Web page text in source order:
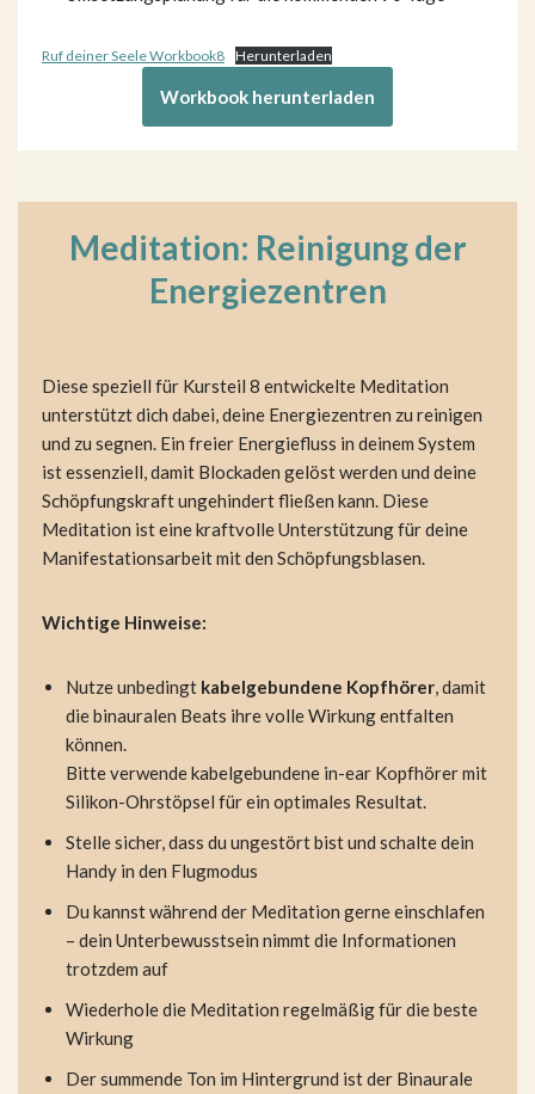
Ruf deiner Seele Workbook8 Herunterladen
Workbook herunterladen
Meditation: Reinigung der
Energiezentren
Diese speziell für Kursteil 8 entwickelte Meditation
unterstützt dich dabei, deine Energiezentren zu reinigen
und zu segnen. Ein freier Energiefluss in deinem System
ist essenziell, damit Blockaden gelöst werden und deine
Schöpfungskraft ungehindert fließen kann. Diese
Meditation ist eine kraftvolle Unterstützung für deine
Manifestationsarbeit mit den Schöpfungsblasen.
Wichtige Hinweise:
Nutze unbedingt kabelgebundene Kopfhörer , damit
die binauralen Beats ihre volle Wirkung entfalten
können.
Bitte verwende kabelgebundene in-ear Kopfhörer mit
Silikon-Ohrstöpsel für ein optimales Resultat.
Stelle sicher, dass du ungestört bist und schalte dein
Handy in den Flugmodus
Du kannst während der Meditation gerne einschlafen
– dein Unterbewusstsein nimmt die Informationen
trotzdem auf
Wiederhole die Meditation regelmäßig für die beste
Wirkung
Der summende Ton im Hintergrund ist der Binaurale